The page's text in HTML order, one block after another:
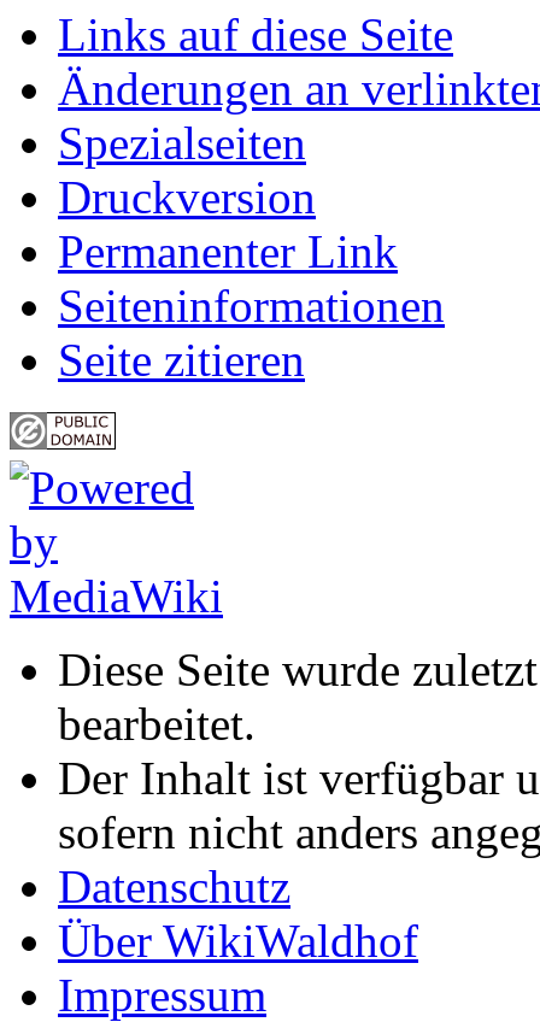
Links auf diese Seite
Änderungen an
Spezialseiten
Druckversion
Permanenter Link
Seiten­informationen
Seite zitieren
Diese Seite wurde
bearbeitet.
Der Inhalt ist verfügbar
sofern nicht anders
Datenschutz
Über WikiWaldhof
Impressum